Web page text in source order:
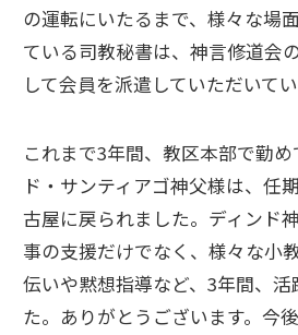
の運転にいたるまで、様々な場
ている司教秘書は、神言修道会
して会員を派遣していただいてい
これまで3年間、教区本部で勤
ド・サンティアゴ神父様は、任
古屋に戻られました。ディンド
事の支援だけでなく、様々な小
伝いや黙想指導など、3年間、
た。ありがとうございます。今